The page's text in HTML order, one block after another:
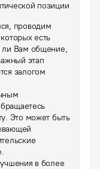
позиции
проводим
есть
ли Вам общение,
этап
залогом
Это может быть
в более